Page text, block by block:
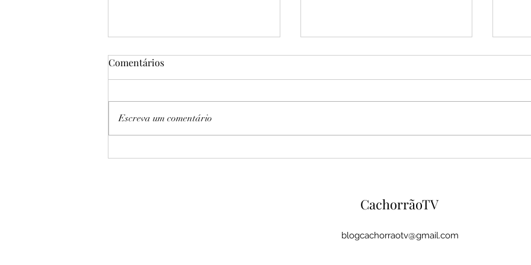
Comentários
Escreva um comentário
CachorrãoTV
blogcachorraotv@gmail.com